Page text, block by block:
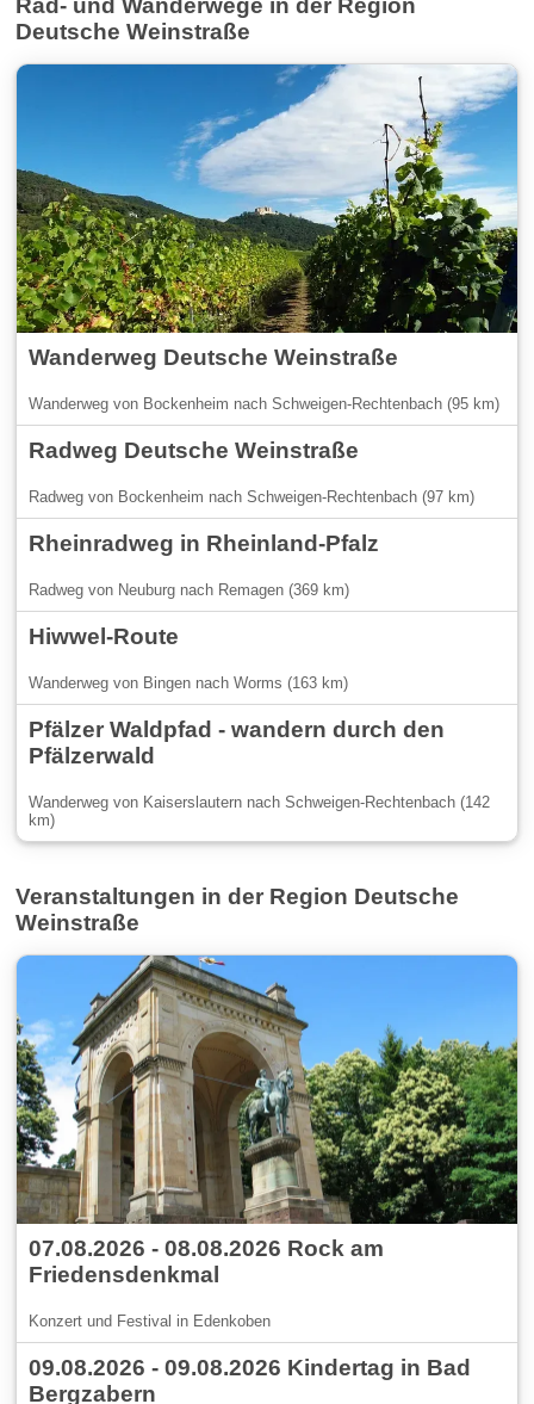
Rad- und Wanderwege in der Region
Deutsche Weinstraße
Wanderweg Deutsche Weinstraße
Wanderweg von Bockenheim nach Schweigen-Rechtenbach (95 km)
Radweg Deutsche Weinstraße
Radweg von Bockenheim nach Schweigen-Rechtenbach (97 km)
Rheinradweg in Rheinland-Pfalz
Radweg von Neuburg nach Remagen (369 km)
Hiwwel-Route
Wanderweg von Bingen nach Worms (163 km)
Pfälzer Waldpfad - wandern durch den
Pfälzerwald
Wanderweg von Kaiserslautern nach Schweigen-Rechtenbach (142
km)
Veranstaltungen in der Region Deutsche
Weinstraße
07.08.2026 - 08.08.2026 Rock am
Friedensdenkmal
Konzert und Festival in Edenkoben
09.08.2026 - 09.08.2026 Kindertag in Bad
Bergzabern